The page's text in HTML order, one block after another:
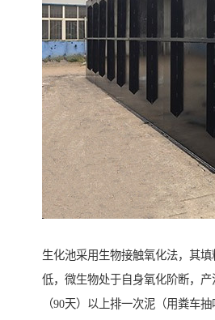
生化池采用生物接触氧化法，其
低，微生物处于自身氧化阶断，产
（90天）以上排一次泥（用粪车